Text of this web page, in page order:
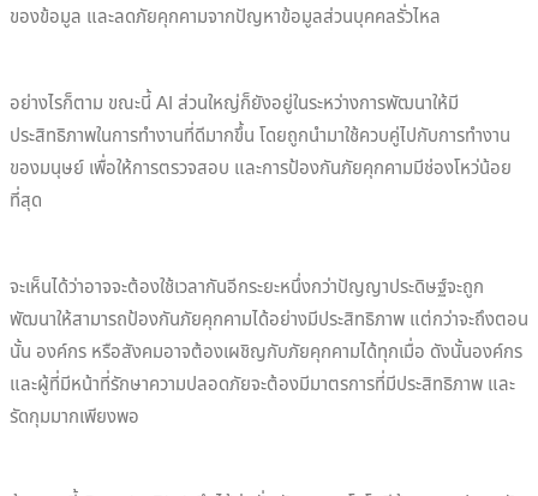
ของข้อมูล และลดภัยคุกคามจากปัญหาข้อมูลส่วนบุคคลรั่วไหล
อย่างไรก็ตาม ขณะนี้ AI ส่วนใหญ่ก็ยังอยู่ในระหว่างการพัฒนาให้มี
ประสิทธิภาพในการทำงานที่ดีมากขึ้น โดยถูกนำมาใช้ควบคู่ไปกับการทำงาน
ของมนุษย์ เพื่อให้การตรวจสอบ และการป้องกันภัยคุกคามมีช่องโหว่น้อย
ที่สุด
จะเห็นได้ว่าอาจจะต้องใช้เวลากันอีกระยะหนึ่งกว่าปัญญาประดิษฐ์จะถูก
พัฒนาให้สามารถป้องกันภัยคุกคามได้อย่างมีประสิทธิภาพ แต่กว่าจะถึงตอน
นั้น องค์กร หรือสังคมอาจต้องเผชิญกับภัยคุกคามได้ทุกเมื่อ ดังนั้นองค์กร
และผู้ที่มีหน้าที่รักษาความปลอดภัยจะต้องมีมาตรการที่มีประสิทธิภาพ และ
รัดกุมมากเพียงพอ